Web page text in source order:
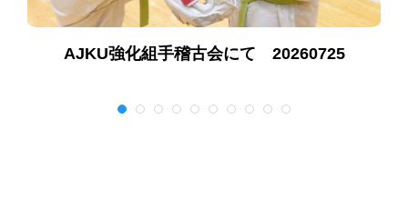
AJKU強化組手稽古会にて 20260725